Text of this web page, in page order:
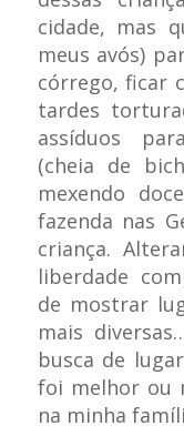
cidade, mas
meus avós)
córrego, ficar
tardes
assíduos
(cheia de
mexendo
fazenda nas
criança.
liberdade
de mostrar
mais
busca de
foi melhor ou
na minha